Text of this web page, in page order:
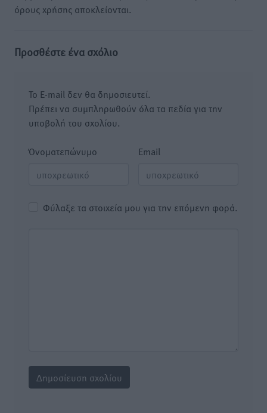
όρους χρήσης αποκλείονται.
Προσθέστε ένα σχόλιο
Το E-mail δεν θα δημοσιευτεί.
Πρέπει να συμπληρωθούν όλα τα πεδία για την
υποβολή του σχολίου.
Όνοματεπώνυμο Email
Φύλαξε τα στοιχεία μου για την επόμενη φορά.